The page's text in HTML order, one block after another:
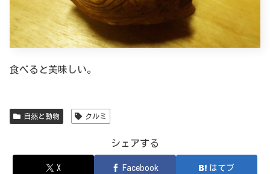
食べると美味しい。
自然と動物 クルミ
シェアする
X Facebook はてブ